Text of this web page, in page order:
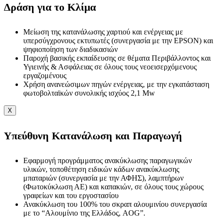
Δράση για το Κλίμα
Μείωση της κατανάλωσης χαρτιού και ενέργειας με
υπερσύγχρονους εκτυπωτές (συνεργασία με την EPSON) και
ψηφιοποίηση των διαδικασιών
Παροχή βασικής εκπαίδευσης σε θέματα Περιβάλλοντος και
Υγιεινής & Ασφάλειας σε όλους τους νεοεισερχόμενους
εργαζομένους
Χρήση ανανεώσιμων πηγών ενέργειας, με την εγκατάσταση
φωτοβολταϊκών συνολικής ισχύος 2,1 Mw
X
Υπεύθυνη Κατανάλωση και Παραγωγή
Εφαρμογή προγράμματος ανακύκλωσης παραγωγικών
υλικών, τοποθέτηση ειδικών κάδων ανακύκλωσης
μπαταριών (συνεργασία με την ΑΦΗΣ), λαμπτήρων
(Φωτοκύκλωση ΑΕ) και καπακιών, σε όλους τους χώρους
γραφείων και του εργοστασίου
Ανακύκλωση του 100% του σκραπ αλουμινίου συνεργασία
με το “Αλουμίνιο της Ελλάδος, AOG”.